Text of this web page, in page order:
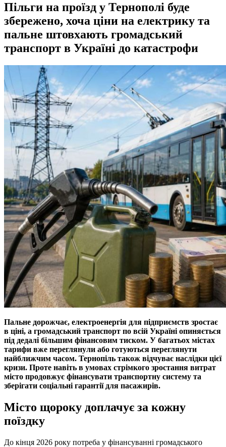
Пільги на проїзд у Тернополі буде
збережено, хоча ціни на електрику та
пальне штовхають громадський
транспорт в Україні до катастрофи
Пальне дорожчає, електроенергія для підприємств зростає
в ціні, а громадський транспорт по всій Україні опиняється
під дедалі більшим фінансовим тиском. У багатьох містах
тарифи вже переглянули або готуються переглянути
найближчим часом. Тернопіль також відчуває наслідки цієї
кризи. Проте навіть в умовах стрімкого зростання витрат
місто продовжує фінансувати транспортну систему та
зберігати соціальні гарантії для пасажирів.
Місто щороку доплачує за кожну
поїздку
До кінця 2026 року потреба у фінансуванні громадського